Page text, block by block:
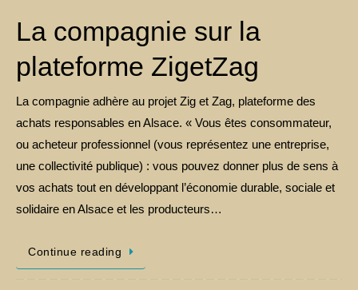
La compagnie sur la
plateforme ZigetZag
La compagnie adhère au projet Zig et Zag, plateforme des
achats responsables en Alsace. « Vous êtes consommateur,
ou acheteur professionnel (vous représentez une entreprise,
une collectivité publique) : vous pouvez donner plus de sens à
vos achats tout en développant l’économie durable, sociale et
solidaire en Alsace et les producteurs…
Continue reading